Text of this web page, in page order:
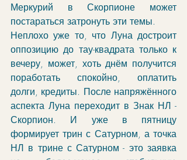
Меркурий в Скорпионе может
постараться затронуть эти темы.
Неплохо уже то, что Луна достроит
оппозицию до тау-квадрата только к
вечеру, может, хоть днём получится
поработать спокойно, оплатить
долги, кредиты. После напряжённого
аспекта Луна переходит в Знак НЛ -
Скорпион. И уже в пятницу
формирует трин с Сатурном, а точка
НЛ в трине с Сатурном - это заявка